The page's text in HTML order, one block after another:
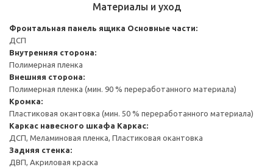
Материалы и уход
Фронтальная панель ящика Основные части:
ДСП
Внутренняя сторона:
Полимерная пленка
Внешняя сторона:
Полимерная пленка (мин. 90 % переработанного материала)
Кромка:
Пластиковая окантовка (мин. 50 % переработанного материала)
Каркас навесного шкафа Каркас:
ДСП, Меламиновая пленка, Пластиковая окантовка
Задняя стенка:
ДВП, Акриловая краска